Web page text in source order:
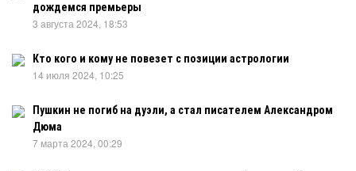
дождемся премьеры
3 августа 2024, 18:53
Кто кого и кому не повезет с позиции астрологии
14 июля 2024, 10:25
Пушкин не погиб на дуэли, а стал писателем Александром
Дюма
7 марта 2024, 00:29